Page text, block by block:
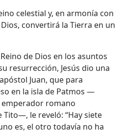
celestial y, en armonía con
convertirá la Tierra en un
de Dios en los asuntos
resurrección, Jesús dio una
Juan, que para
en la isla de Patmos —
romano
le reveló: “Hay siete
es, el otro todavía no ha